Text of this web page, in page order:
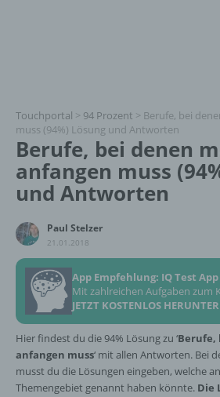
Touchportal > 94 Prozent > Berufe, bei
muss (94%) Lösung und Antworten
Berufe, bei denen
anfangen muss
und Antworten
Paul Stelzer
21.01.2018
App Empfehlung: IQ Test App
Mit zahlreichen Aufgaben zum
JETZT KOSTENLOS
Hier findest du die 94% Lösung zu ‘Berufe,
anfangen muss‘ mit allen Antworten. Bei
musst du die Lösungen eingeben, welche
Themengebiet genannt haben könnte. Die